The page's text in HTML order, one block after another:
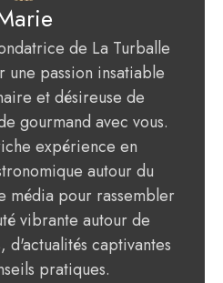
de La Turballe
une passion insatiable
et désireuse de
gourmand avec vous.
expérience en
autour du
média pour rassembler
vibrante autour de
d'actualités captivantes
pratiques.